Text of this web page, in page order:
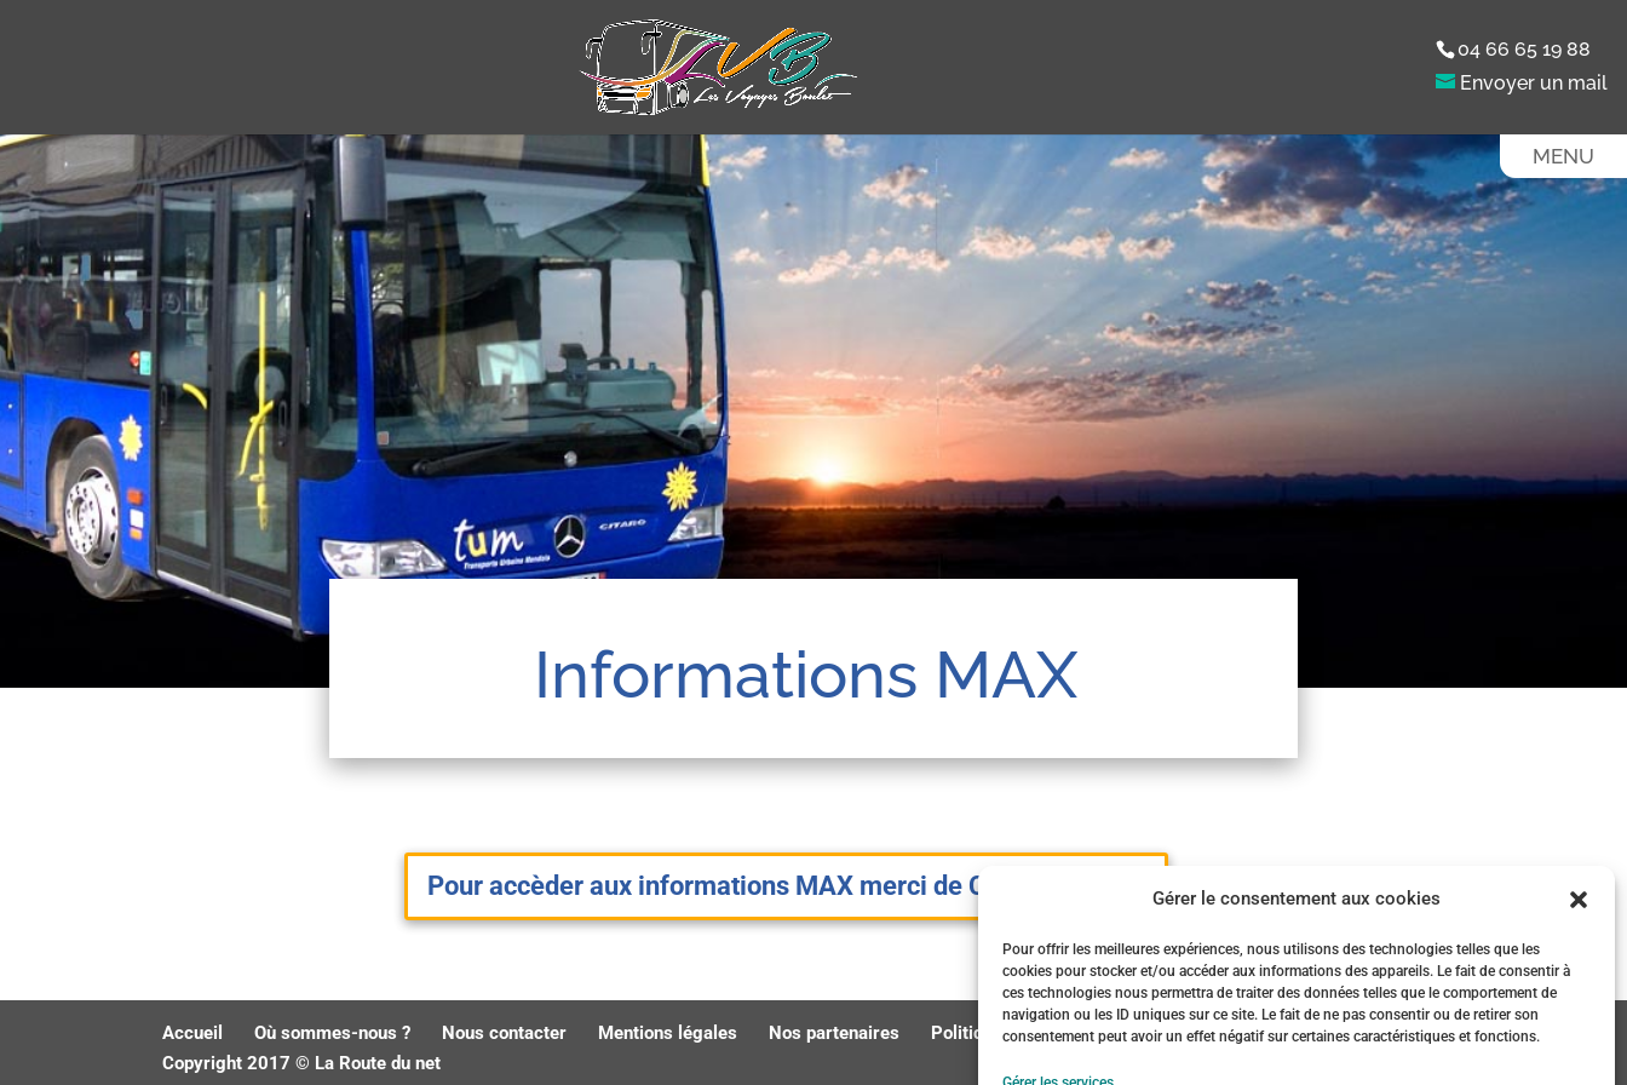
Gérer le consentement aux cookies
Pour offrir les meilleures expériences, nous utilisons des technologies telles que les
cookies pour stocker et/ou accéder aux informations des appareils. Le fait de consentir à
ces technologies nous permettra de traiter des données telles que le comportement de
navigation ou les ID uniques sur ce site. Le fait de ne pas consentir ou de retirer son
consentement peut avoir un effet négatif sur certaines caractéristiques et fonctions.
04 66 65 19 88
MENU
Informations MAX
Pour accèder aux informations MAX merci de CLIQUEZ ICI
Accueil Où sommes-nous ? Nous contacter Mentions légales Nos partenaires
Politique de cookies (UE)
Copyright 2017 © La Route du net